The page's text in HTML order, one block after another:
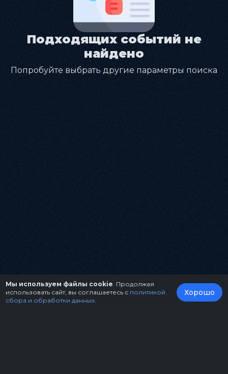
Подходящих событий не
найдено
Попробуйте выбрать другие параметры поиска
Мы используем файлы cookie . Продолжая
использовать сайт, вы соглашаетесь с политикой
сбора и обработки данных
Хорошо